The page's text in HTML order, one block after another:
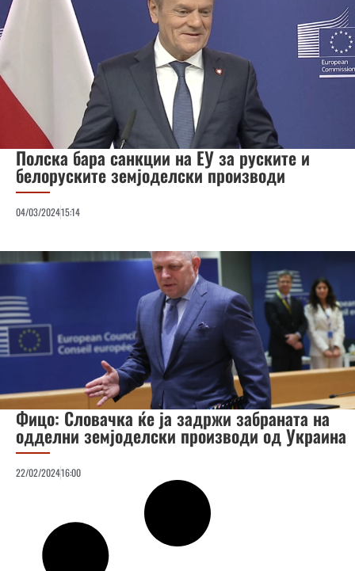
Полска бара санкции на ЕУ за руските и
белоруските земјоделски производи
04/03/202415:14
Фицо: Словачка ќе ја задржи забраната на
одделни земјоделски производи од Украина
22/02/202416:00